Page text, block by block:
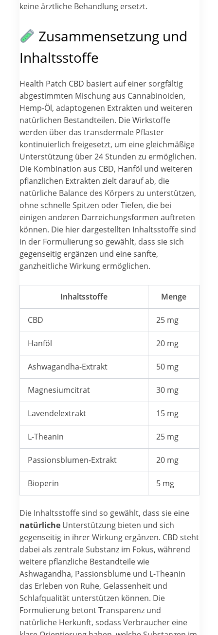
keine ärztliche Behandlung ersetzt.
Zusammensetzung und
Inhaltsstoffe
Health Patch CBD basiert auf einer sorgfältig
abgestimmten Mischung aus Cannabinoiden,
Hemp-Öl, adaptogenen Extrakten und weiteren
natürlichen Bestandteilen. Die Wirkstoffe
werden über das transdermale Pflaster
kontinuierlich freigesetzt, um eine gleichmäßige
Unterstützung über 24 Stunden zu ermöglichen.
Die Kombination aus CBD, Hanföl und weiteren
pflanzlichen Extrakten zielt darauf ab, die
natürliche Balance des Körpers zu unterstützen,
ohne schnelle Spitzen oder Tiefen, die bei
einigen anderen Darreichungsformen auftreten
können. Die hier dargestellten Inhaltsstoffe sind
in der Formulierung so gewählt, dass sie sich
gegenseitig ergänzen und eine sanfte,
ganzheitliche Wirkung ermöglichen.
Inhaltsstoffe Menge
CBD 25 mg
Hanföl 20 mg
Ashwagandha-Extrakt 50 mg
Magnesiumcitrat 30 mg
Lavendelextrakt 15 mg
L-Theanin 25 mg
Passionsblumen-Extrakt 20 mg
Bioperin 5 mg
Die Inhaltsstoffe sind so gewählt, dass sie eine
natürliche Unterstützung bieten und sich
gegenseitig in ihrer Wirkung ergänzen. CBD steht
dabei als zentrale Substanz im Fokus, während
weitere pflanzliche Bestandteile wie
Ashwagandha, Passionsblume und L-Theanin
das Erleben von Ruhe, Gelassenheit und
Schlafqualität unterstützen können. Die
Formulierung betont Transparenz und
natürliche Herkunft, sodass Verbraucher eine